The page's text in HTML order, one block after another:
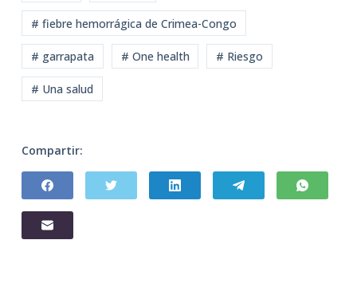
# fiebre hemorrágica de Crimea-Congo
# garrapata # One health # Riesgo
# Una salud
Compartir: